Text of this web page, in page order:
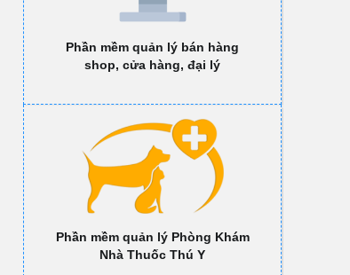
Phần mềm quản lý bán hàng
shop, cửa hàng, đại lý
Phần mềm quản lý Phòng Khám
Nhà Thuốc Thú Y